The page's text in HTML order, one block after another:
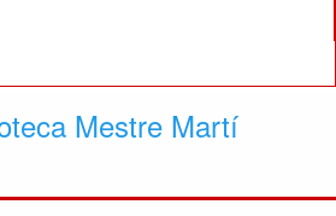
Mestre Martí